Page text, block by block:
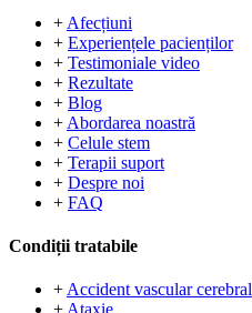
+ Afecțiuni
+ Experiențele pacienților
+ Testimoniale video
+ Rezultate
+ Blog
+ Abordarea noastră
+ Celule stem
+ Terapii suport
+ Despre noi
+ FAQ
Condiții tratabile
+ Accident vascular cerebral